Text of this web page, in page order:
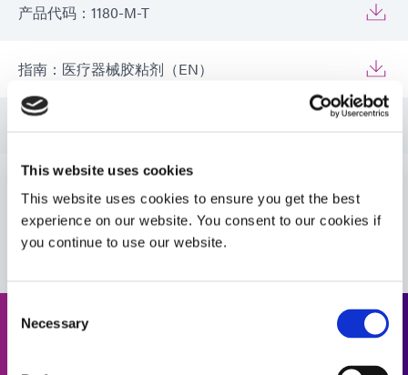
This website uses cookies
This website uses cookies to ensure you get the best
experience on our website. You consent to our cookies if
you continue to use our website.
Selection
Necessary
产品代码：1180-M-T
指南：医疗器械胶粘剂（EN）
指南：医疗器械胶粘剂（欧洲|法国）
指南：医疗器械胶粘剂（欧洲|EN）
VIEW MORE